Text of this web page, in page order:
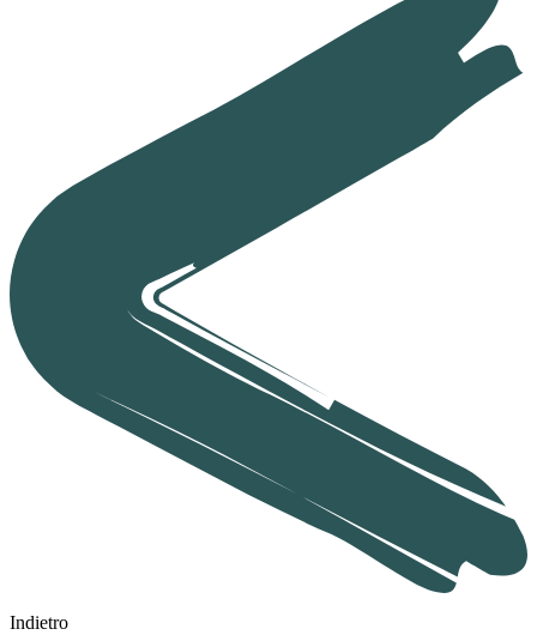
Indietro